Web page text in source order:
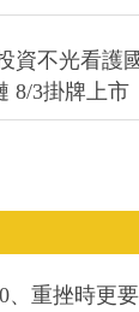
資不光看護
8/3掛牌上市
重挫時更